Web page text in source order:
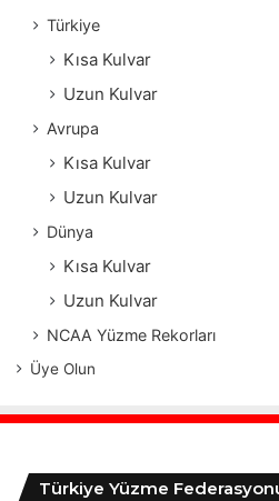
Türkiye
Kısa Kulvar
Uzun Kulvar
Avrupa
Kısa Kulvar
Uzun Kulvar
Dünya
Kısa Kulvar
Uzun Kulvar
NCAA Yüzme Rekorları
Üye Olun
Türkiye Yüzme